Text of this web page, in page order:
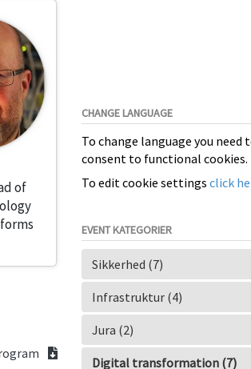
of
CHANGE LANGUAGE
To change language you need
consent to functional cookies.
To edit cookie settings click
EVENT KATEGORIER
Sikkerhed (7)
Infrastruktur (4)
Jura (2)
Digital transformation (7)